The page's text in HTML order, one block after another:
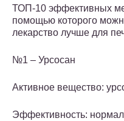
ТОП-10 эффективных
помощью которого
лекарство лучше для
№1 – Урсосан
Активное вещество:
Эффективность: